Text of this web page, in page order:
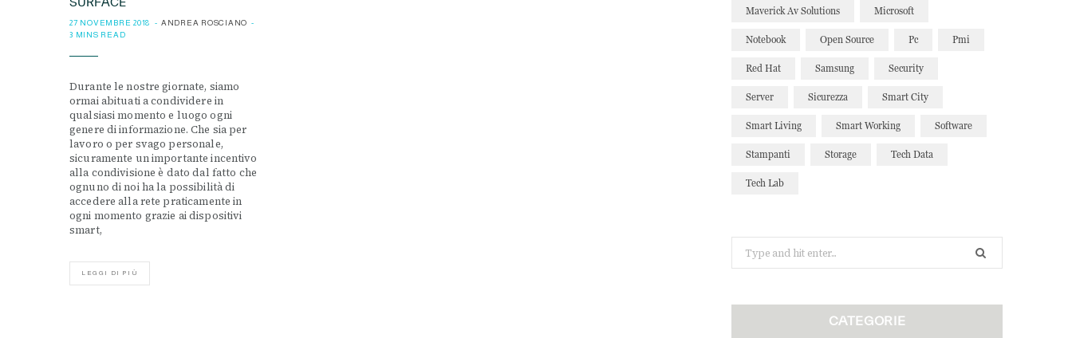
27 NOVEMBRE 2018
ANDREA ROSCIANO
3 MINS READ
Durante le nostre giornate, siamo
ormai abituati a condividere in
qualsiasi momento e luogo ogni
genere di informazione. Che sia per
lavoro o per svago personale,
sicuramente un importante incentivo
alla condivisione è dato dal fatto che
ognuno di noi ha la possibilità di
accedere alla rete praticamente in
ogni momento grazie ai dispositivi
smart,
LEGGI DI PIÙ
Maverick Av Solutions Microsoft
Notebook Open Source Pc Pmi
Red Hat Samsung Security
Server Sicurezza Smart City
Smart Living Smart Working Software
Stampanti Storage Tech Data
Tech Lab
for:
CATEGORIE